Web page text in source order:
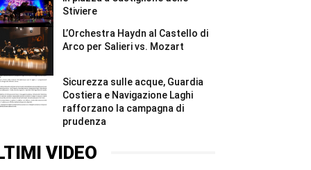
Stiviere
L’Orchestra Haydn al Castello di
Arco per Salieri vs. Mozart
Sicurezza sulle acque, Guardia
Costiera e Navigazione Laghi
rafforzano la campagna di
prudenza
VIDEO